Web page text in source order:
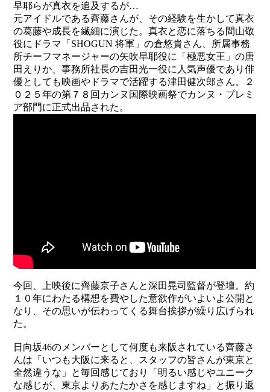
早耶らが真衣を追及するが…
元アイドルである齊藤さんが、その経験を生かして真衣
の葛藤や成長を繊細に演じた。真衣と恋に落ちる間山敬
役にドラマ「SHOGUN 将軍」の倉悠貴さん、所属事務
所チーフマネージャーの矢吹早耶役に「極悪女王」の唐
田えりか、事務所社長の吉田光一役に人気声優であり俳
優としても映画やドラマで活躍する津田健次郎さん。２
０２５年の第７８回カンヌ国際映画祭でカンヌ・プレミ
ア部門に正式出品された。
今回、上映後に齊藤京子さんと深田晃司監督が登壇。約
１０年にわたる構想を費やした意欲作がいよいよ公開と
なり、その思いが伝わってくる舞台挨拶が繰り広げられ
た。
日向坂46のメンバーとして何度も来阪されている齊藤さ
んは「いつも大阪に来ると、スタッフの皆さんが東京と
全然違うな」と毎回感じており「明るい感じやユニーク
な感じが、東京よりあたたかさを感じますね」と振り返